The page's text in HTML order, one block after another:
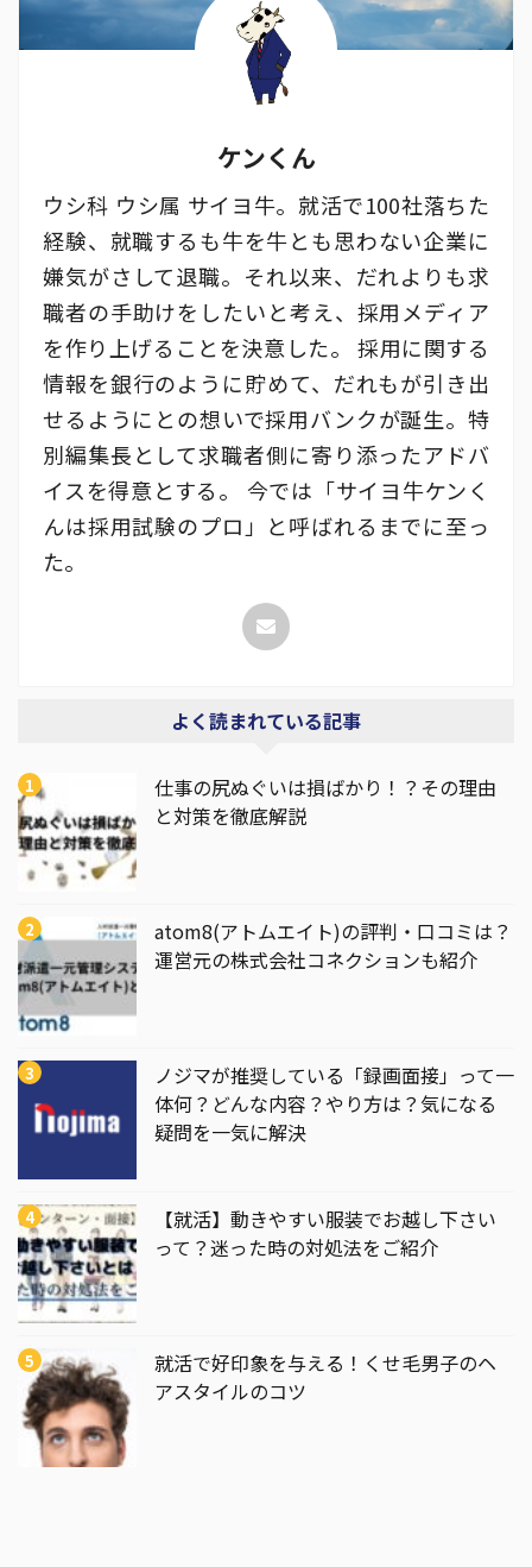
ケンくん
ウシ科 ウシ属 サイヨ牛。就活で100社落ちた
経験、就職するも牛を牛とも思わない企業に
嫌気がさして退職。それ以来、だれよりも求
職者の手助けをしたいと考え、採用メディア
を作り上げることを決意した。 採用に関する
情報を銀行のように貯めて、だれもが引き出
せるようにとの想いで採用バンクが誕生。特
別編集長として求職者側に寄り添ったアドバ
イスを得意とする。 今では「サイヨ牛ケンく
んは採用試験のプロ」と呼ばれるまでに至っ
た。
よく読まれている記事
仕事の尻ぬぐいは損ばかり！？その理由
と対策を徹底解説
atom8(アトムエイト)の評判・口コミは？
運営元の株式会社コネクションも紹介
ノジマが推奨している「録画面接」って一
体何？どんな内容？やり方は？気になる
疑問を一気に解決
【就活】動きやすい服装でお越し下さい
って？迷った時の対処法をご紹介
就活で好印象を与える！くせ毛男子のヘ
アスタイルのコツ